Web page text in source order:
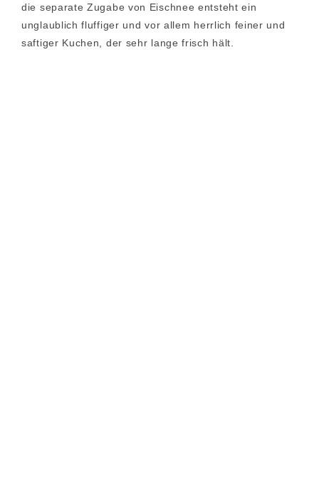
die separate Zugabe von Eischnee entsteht ein
unglaublich fluffiger und vor allem herrlich feiner und
saftiger Kuchen, der sehr lange frisch hält.